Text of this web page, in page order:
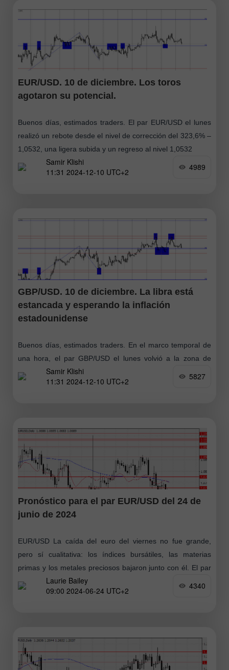
EUR/USD. 10 de diciembre. Los toros
agotaron su potencial.
Buenos días, estimados traders. El par EUR/USD el lunes
realizó un rebote desde el nivel de corrección del 323,6% –
1,0532, una ligera subida y un regreso al nivel 1,0532
Samir Klishi
11:31 2024-12-10 UTC+2
4989
GBP/USD. 10 de diciembre. La libra está
estancada y esperando la inflación
estadounidense
Buenos días, estimados traders. En el marco temporal de
una hora, el par GBP/USD el lunes volvió a la zona de
resistencia 1,2788–1,2801, rebotó desde ella, giró a favor
Samir Klishi
11:31 2024-12-10 UTC+2
5827
Pronóstico para el par EUR/USD del 24 de
junio de 2024
EUR/USD La caída del euro del viernes no fue grande,
pero sí cualitativa: los índices bursátiles, las materias
primas y los metales preciosos bajaron junto con él. El par
EUR/USDLaurie Bailey
09:00 2024-06-24 UTC+2
4340